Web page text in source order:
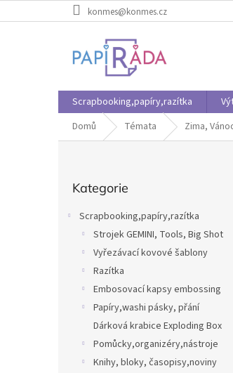
na
konmes@konmes.cz
Scrapbooking,papíry,razítka
Domů
Témata Zima,
kategorie
Kategorie
Scrapbooking,papíry,razítka
Strojek GEMINI, Tools, Big Shot
Vyřezávací kovové šablony
Razítka
Embosovací kapsy embossing
Papíry,washi pásky, přání
Dárková krabice Exploding Box
Pomůcky,organizéry,nástroje
Knihy, bloky, časopisy,noviny